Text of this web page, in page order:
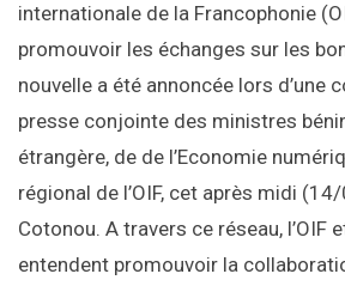
internationale de la Francophonie
promouvoir les échanges sur les
nouvelle a été annoncée lors d’une
presse conjointe des ministres
étrangère, de de l’Economie
régional de l’OIF, cet après midi
Cotonou. A travers ce réseau, l’OIF
entendent promouvoir la